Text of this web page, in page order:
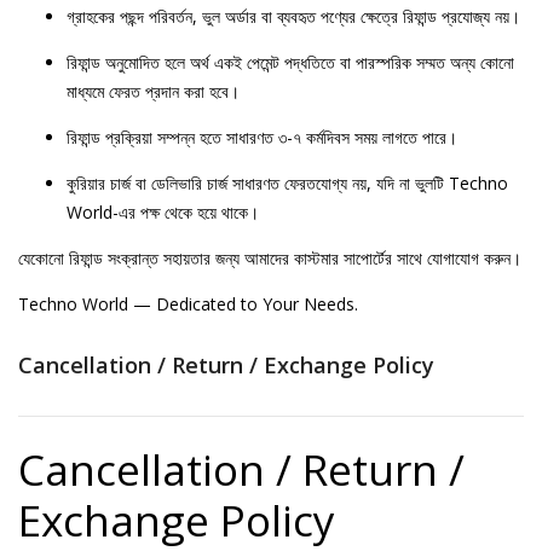
গ্রাহকের পছন্দ পরিবর্তন, ভুল অর্ডার বা ব্যবহৃত পণ্যের ক্ষেত্রে রিফান্ড প্রযোজ্য নয়।
রিফান্ড অনুমোদিত হলে অর্থ একই পেমেন্ট পদ্ধতিতে বা পারস্পরিক সম্মত অন্য কোনো
মাধ্যমে ফেরত প্রদান করা হবে।
রিফান্ড প্রক্রিয়া সম্পন্ন হতে সাধারণত ৩-৭ কর্মদিবস সময় লাগতে পারে।
কুরিয়ার চার্জ বা ডেলিভারি চার্জ সাধারণত ফেরতযোগ্য নয়, যদি না ভুলটি Techno
World-এর পক্ষ থেকে হয়ে থাকে।
যেকোনো রিফান্ড সংক্রান্ত সহায়তার জন্য আমাদের কাস্টমার সাপোর্টের সাথে যোগাযোগ করুন।
Techno World — Dedicated to Your Needs.
Cancellation / Return / Exchange Policy
Cancellation / Return /
Exchange Policy